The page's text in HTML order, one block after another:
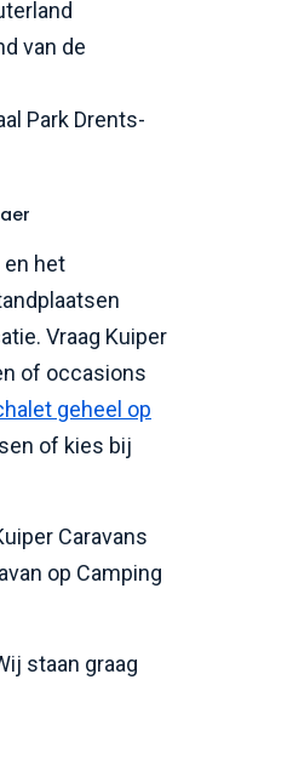
van de
Park Drents-
en het
Vraag Kuiper
of occasions
geheel op
of kies bij
Caravans
op Camping
staan graag